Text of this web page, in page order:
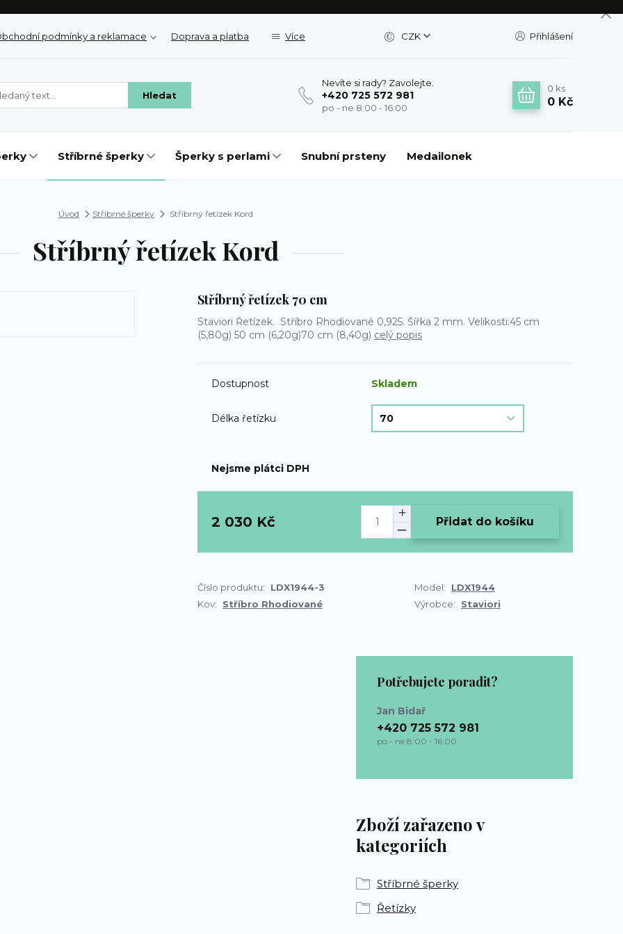
podmínky a reklamace Doprava a platba Více CZK Přihlášení
Hledat
Nevíte si rady? Zavolejte.
+420 725 572 981
po - ne 8:00 - 16:00
0 ks
0 Kč
Stříbrné šperky Šperky s perlami Snubní prsteny Medailonek
Úvod Stříbrné šperky Stříbrný řetízek Kord
Stříbrný řetízek Kord
Stříbrný řetízek 70 cm
Staviori Řetízek. Stříbro Rhodiované 0,925. Šířka 2 mm. Velikosti:45 cm
(5,80g) 50 cm (6,20g)70 cm (8,40g) celý popis
Dostupnost Skladem
Délka řetízku
Nejsme plátci DPH
2 030 Kč Přidat do košíku
Číslo produktu: LDX1944-3 Model:
LDX1944
Kov:
Stříbro Rhodiované Výrobce: Staviori
Zboží zařazeno v
kategoriích
Stříbrné šperky
Řetízky
Potřebujete poradit?
Jan Bidař
+420 725 572 981
po - ne 8:00 - 16:00